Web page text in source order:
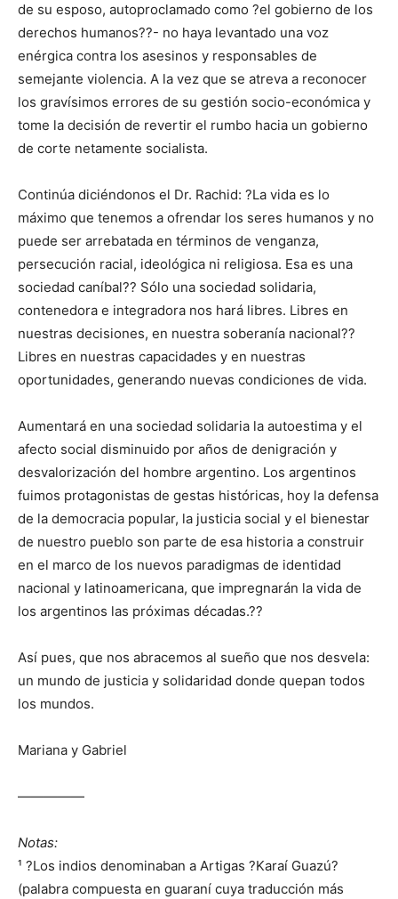
de su esposo, autoproclamado como ?el gobierno de los
derechos humanos??- no haya levantado una voz
enérgica contra los asesinos y responsables de
semejante violencia. A la vez que se atreva a reconocer
los gravísimos errores de su gestión socio-económica y
tome la decisión de revertir el rumbo hacia un gobierno
de corte netamente socialista.
Continúa diciéndonos el Dr. Rachid: ?La vida es lo
máximo que tenemos a ofrendar los seres humanos y no
puede ser arrebatada en términos de venganza,
persecución racial, ideológica ni religiosa. Esa es una
sociedad caníbal?? Sólo una sociedad solidaria,
contenedora e integradora nos hará libres. Libres en
nuestras decisiones, en nuestra soberanía nacional??
Libres en nuestras capacidades y en nuestras
oportunidades, generando nuevas condiciones de vida.
Aumentará en una sociedad solidaria la autoestima y el
afecto social disminuido por años de denigración y
desvalorización del hombre argentino. Los argentinos
fuimos protagonistas de gestas históricas, hoy la defensa
de la democracia popular, la justicia social y el bienestar
de nuestro pueblo son parte de esa historia a construir
en el marco de los nuevos paradigmas de identidad
nacional y latinoamericana, que impregnarán la vida de
los argentinos las próximas décadas.??
Así pues, que nos abracemos al sueño que nos desvela:
un mundo de justicia y solidaridad donde quepan todos
los mundos.
Mariana y Gabriel
—————
Notas:
¹ ?Los indios denominaban a Artigas ?Karaí Guazú?
(palabra compuesta en guaraní cuya traducción más